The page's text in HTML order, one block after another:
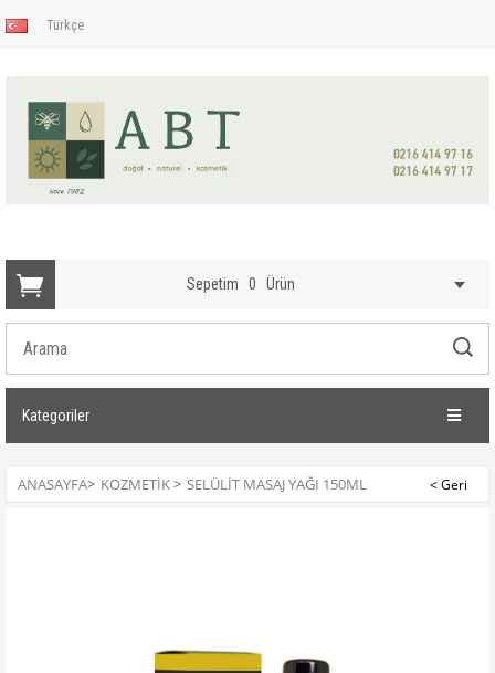
Türkçe
Sepetim 0 Ürün
Kategoriler
ANASAYFA> KOZMETIK> SELÜLIT MASAJ YAĞI 150ML